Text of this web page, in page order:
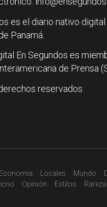
es el diario nativo
Panamá.
En Segundos es
de Prensa
reservados.
Economía Locales Mundo
Opinión Estilos